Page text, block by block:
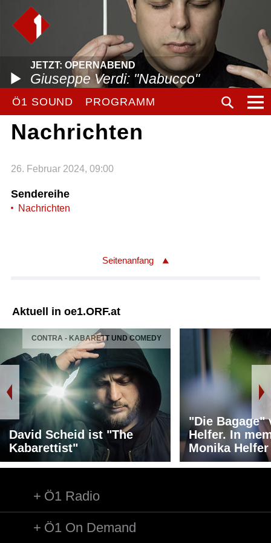
JETZT: OPERNABEND
Giuseppe Verdi: "Nabucco"
Ö1 SOUND PROGRAMM
Nachrichten
26. Februar 2024, 09:00
Sendereihe
Nachrichten
Seitenanfang
Aktuell in oe1.ORF.at
CONTRA - KABARETT UND COMEDY
David Scheid ist "The
Kabarettist"
"Die Bagage"
Helfer. In
Monika Helfer
Ö1 Radio
Ö1 On Demand